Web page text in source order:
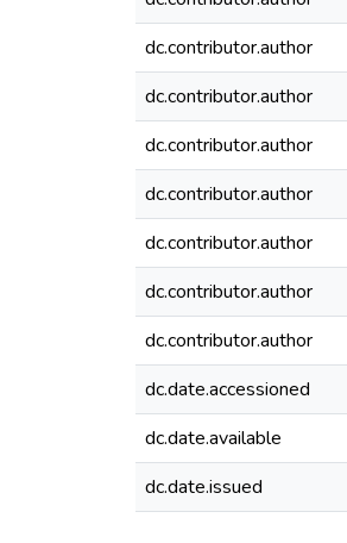
dc.contributor.author
dc.contributor.author
dc.contributor.author
dc.contributor.author
dc.contributor.author
dc.contributor.author
dc.contributor.author
dc.date.accessioned
dc.date.available
dc.date.issued